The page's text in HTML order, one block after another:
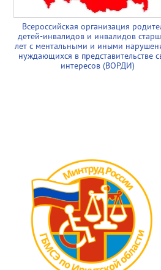
Всероссийская организация
детей-инвалидов и инвалидов
лет с ментальными и иными
нуждающихся в представительстве
интересов (ВОРДИ)